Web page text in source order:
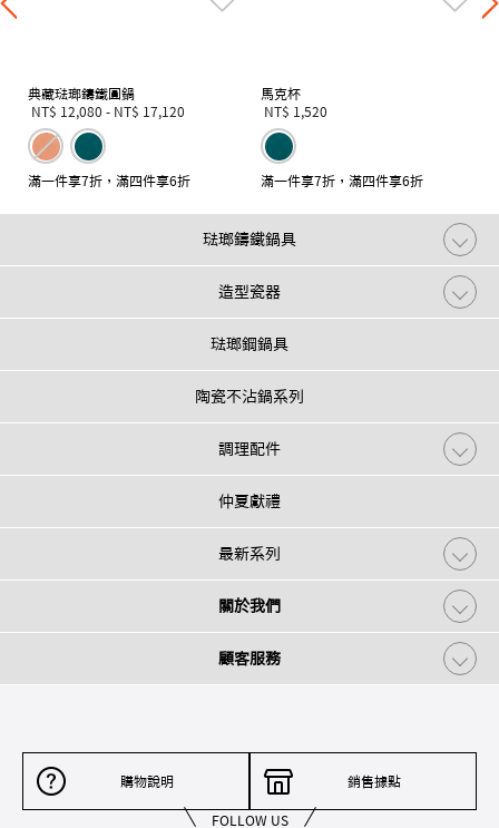
典藏琺瑯鑄鐵圓鍋
NT$ 12,080 - NT$ 17,120
滿一件享7折，滿四件享6折
馬克杯
NT$ 1,520
滿一件享7折，滿四件享6折
琺瑯鑄鐵鍋具
造型瓷器
琺瑯鋼鍋具
陶瓷不沾鍋系列
調理配件
仲夏獻禮
最新系列
關於我們
顧客服務
購物說明 銷售據點
FOLLOW US